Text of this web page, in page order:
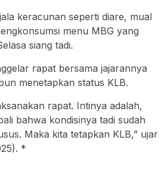
keracunan seperti diare, mual
menu MBG yang
siang tadi.
rapat bersama jajarannya
menetapkan status KLB.
rapat. Intinya adalah,
bahwa kondisinya tadi sudah
Maka kita tetapkan KLB,” ujar
*